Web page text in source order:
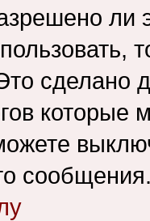
сделано